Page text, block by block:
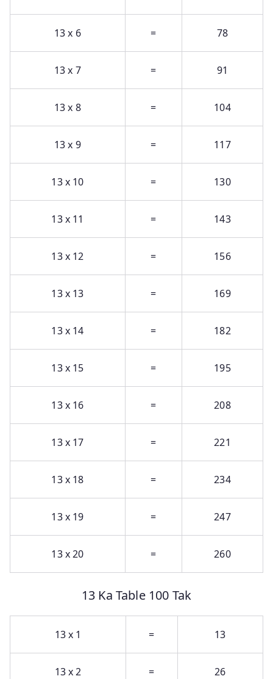
13 x 6 = 78
13 x 7 = 91
13 x 8 = 104
13 x 9 = 117
13 x 10 = 130
13 x 11 = 143
13 x 12 = 156
13 x 13 = 169
13 x 14 = 182
13 x 15 = 195
13 x 16 = 208
13 x 17 = 221
13 x 18 = 234
13 x 19 = 247
13 x 20 = 260
13 Ka Table 100 Tak
13 x 1 = 13
13 x 2 = 26